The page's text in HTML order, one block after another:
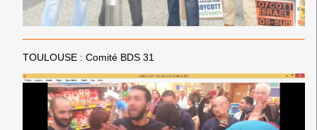
TOULOUSE : Comité BDS 31